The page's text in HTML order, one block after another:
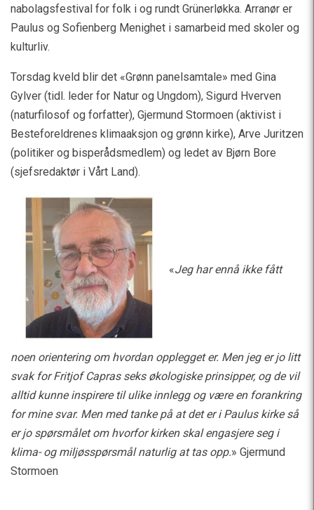
nabolagsfestival for folk i og rundt Grünerløkka. Arranør er
Paulus og Sofienberg Menighet i samarbeid med skoler og
kulturliv.
Torsdag kveld blir det «Grønn panelsamtale» med Gina
Gylver (tidl. leder for Natur og Ungdom), Sigurd Hverven
(naturfilosof og forfatter), Gjermund Stormoen (aktivist i
Besteforeldrenes klimaaksjon og grønn kirke), Arve Juritzen
(politiker og bisperådsmedlem) og ledet av Bjørn Bore
(sjefsredaktør i Vårt Land).
«Jeg har ennå ikke fått
noen orientering om hvordan opplegget er. Men jeg er jo litt
svak for Fritjof Capras seks økologiske prinsipper, og de vil
alltid kunne inspirere til ulike innlegg og være en forankring
for mine svar. Men med tanke på at det er i Paulus kirke så
er jo spørsmålet om hvorfor kirken skal engasjere seg i
klima- og miljøsspørsmål naturlig at tas opp.» Gjermund
Stormoen